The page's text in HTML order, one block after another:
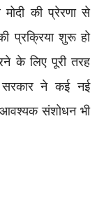
की प्रेरणा से
प्रक्रिया शुरू हो
के लिए पूरी तरह
सरकार ने कई नई
आवश्यक संशोधन भी